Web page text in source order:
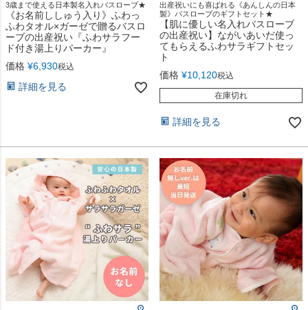
3歳まで使える日本製名入れバスローブ★
《お名前ししゅう入り》ふわっ
ふわタオル×ガーゼで贈るバスロ
ーブの出産祝い『ふわサラフー
ド付き湯上りパーカー』
価格 ¥6,930税込
詳細を見る
出産祝いにも喜ばれる《あんしんの日本
製》バスローブのギフトセット★
【肌に優しい名入れバスローブ
の出産祝い】ながいあいだ使っ
てもらえるふわサラギフトセッ
ト
価格 ¥10,120税込
在庫切れ
詳細を見る